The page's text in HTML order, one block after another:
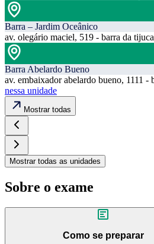
Barra – Jardim Oceânico
av. olegário maciel, 519 - barra da
Barra Abelardo Bueno
av. embaixador abelardo bueno, 1111 -
nessa unidade
Mostrar todas
Mostrar todas as unidades
Sobre o exame
Como se preparar